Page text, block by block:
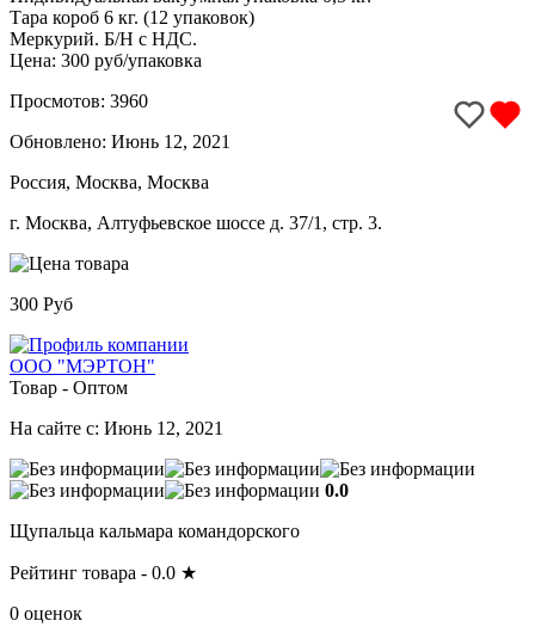
Тара короб 6 кг. (12 упаковок)
Меркурий. Б/Н с НДС.
Цена: 300 руб/упаковка
Просмотов: 3960
Обновлено: Июнь 12, 2021
Россия, Москва, Москва
г. Москва, Алтуфьевское шоссе д. 37/1, стр. 3.
300 Руб
ООО "МЭРТОН"
Товар - Оптом
На сайте с: Июнь 12, 2021
0.0
Щупальца кальмара командорского
Рейтинг товара - 0.0 ★
0 оценок